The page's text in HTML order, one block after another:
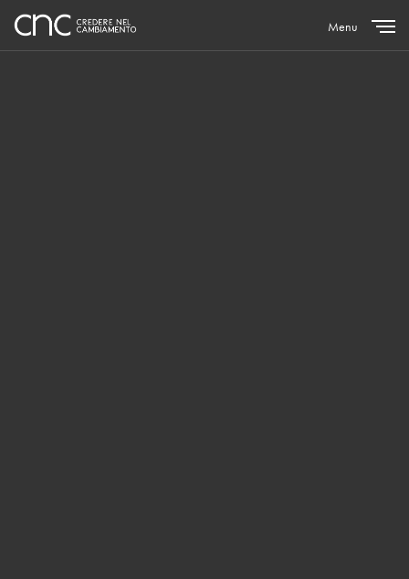
Menu